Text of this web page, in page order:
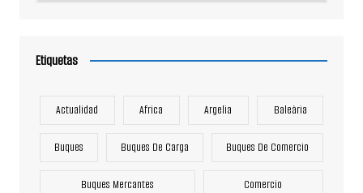
Etiquetas
Actualidad Africa Argelia Baleària
Buques Buques De Carga Buques De Comercio
Buques Mercantes Comercio